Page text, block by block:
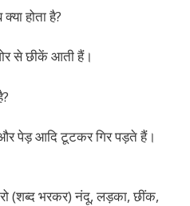
होता है?
से छीकें आती हैं।
पेड़ आदि टूटकर गिर पड़ते हैं।
(शब्द भरकर) नंदू, लड़का, छींक,